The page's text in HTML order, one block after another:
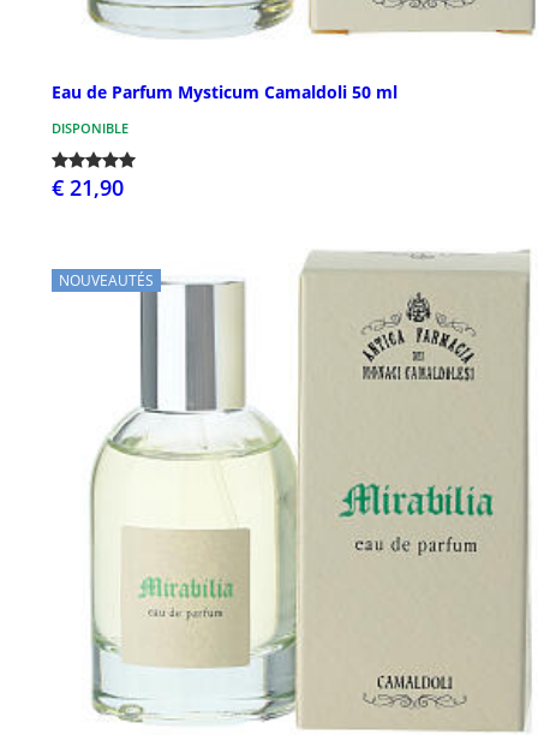
Eau de Parfum Mysticum Camaldoli 50 ml
DISPONIBLE
€ 21,90
NOUVEAUTÉS